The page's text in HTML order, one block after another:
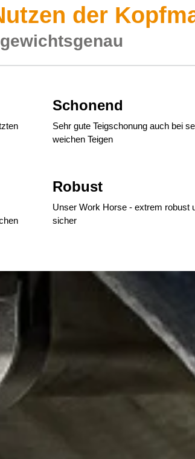
der
Schonend
Sehr gute Teigschonung auch bei
weichen Teigen
Robust
Unser Work Horse - extrem robust
sicher